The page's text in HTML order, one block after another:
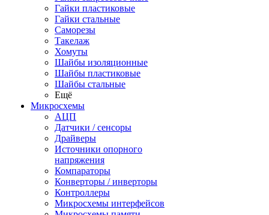
Гайки пластиковые
Гайки стальные
Саморезы
Такелаж
Хомуты
Шайбы изоляционные
Шайбы пластиковые
Шайбы стальные
Ещё
Микросхемы
АЦП
Датчики / сенсоры
Драйверы
Источники опорного
напряжения
Компараторы
Конверторы / инверторы
Контроллеры
Микросхемы интерфейсов